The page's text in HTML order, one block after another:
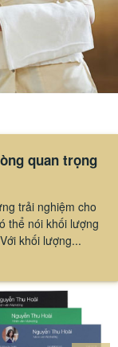
quan trọng
trải nghiệm cho
thể nói khối lượng
khối lượng...